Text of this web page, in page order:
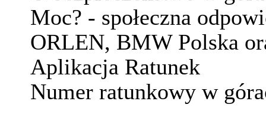
Moc? - społeczna
ORLEN, BMW Polska
Aplikacja Ratunek
Numer ratunkowy w